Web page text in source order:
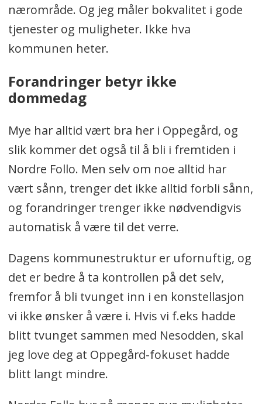
nærområde. Og jeg måler bokvalitet i gode
tjenester og muligheter. Ikke hva
kommunen heter.
Forandringer betyr ikke
dommedag
Mye har alltid vært bra her i Oppegård, og
slik kommer det også til å bli i fremtiden i
Nordre Follo. Men selv om noe alltid har
vært sånn, trenger det ikke alltid forbli sånn,
og forandringer trenger ikke nødvendigvis
automatisk å være til det verre.
Dagens kommunestruktur er ufornuftig, og
det er bedre å ta kontrollen på det selv,
fremfor å bli tvunget inn i en konstellasjon
vi ikke ønsker å være i. Hvis vi f.eks hadde
blitt tvunget sammen med Nesodden, skal
jeg love deg at Oppegård-fokuset hadde
blitt langt mindre.